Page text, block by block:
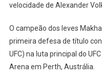
velocidade de Alexander
O campeão dos leves
primeira defesa de título
UFC) na luta principal do
Arena em Perth, Austrália.